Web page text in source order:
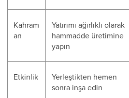
Kahram
an
Yatırımı ağırlıklı olarak
hammadde üretimine
yapın
Etkinlik
Yerleştikten hemen
sonra inşa edin